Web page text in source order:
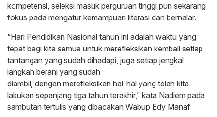
kompetensi, seleksi masuk perguruan tinggi pun sekarang
fokus pada mengatur kemampuan literasi dan bernalar.
“Hari Pendidikan Nasional tahun ini adalah waktu yang
tepat bagi kita semua untuk merefleksikan kembali setiap
tantangan yang sudah dihadapi, juga setiap jengkal
langkah berani yang sudah
diambil, dengan merefleksikan hal-hal yang telah kita
lakukan sepanjang tiga tahun terakhir,” kata Nadiem pada
sambutan tertulis yang dibacakan Wabup Edy Manaf